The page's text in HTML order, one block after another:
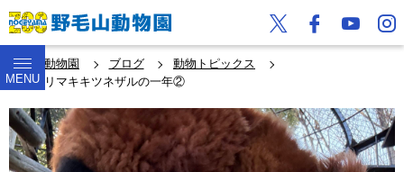
MENU
野毛山動物園 ブログ
動物トピックス
アカエリマキキツネザルの一年②